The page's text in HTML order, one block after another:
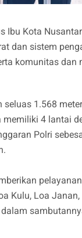
Ibu Kota
dan sistem
komunitas dan
1.568
4 lantai
Polri
Kulu, Loa